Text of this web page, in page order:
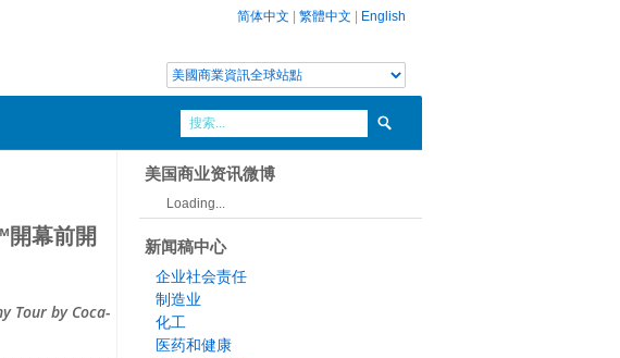
简体中文 繁體中文 English
開幕前開
Tour by Coca-
美国商业资讯微博
Loading...
新闻稿中心
企业社会责任
制造业
化工
医药和健康